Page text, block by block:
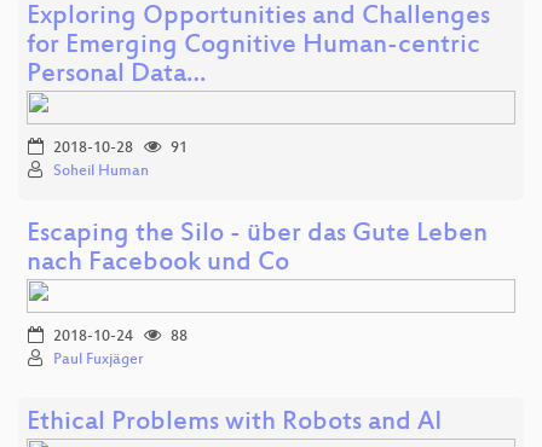
Exploring Opportunities and Challenges
for Emerging Cognitive Human-centric
Personal Data…
2018-10-28
91
Soheil Human
Escaping the Silo - über das Gute Leben
nach Facebook und Co
2018-10-24
88
Paul Fuxjäger
Ethical Problems with Robots and AI